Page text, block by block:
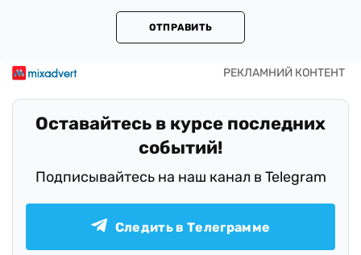
ОТПРАВИТЬ
Оставайтесь в курсе последних
событий!
Подписывайтесь на наш канал в Telegram
Следить в Телеграмме